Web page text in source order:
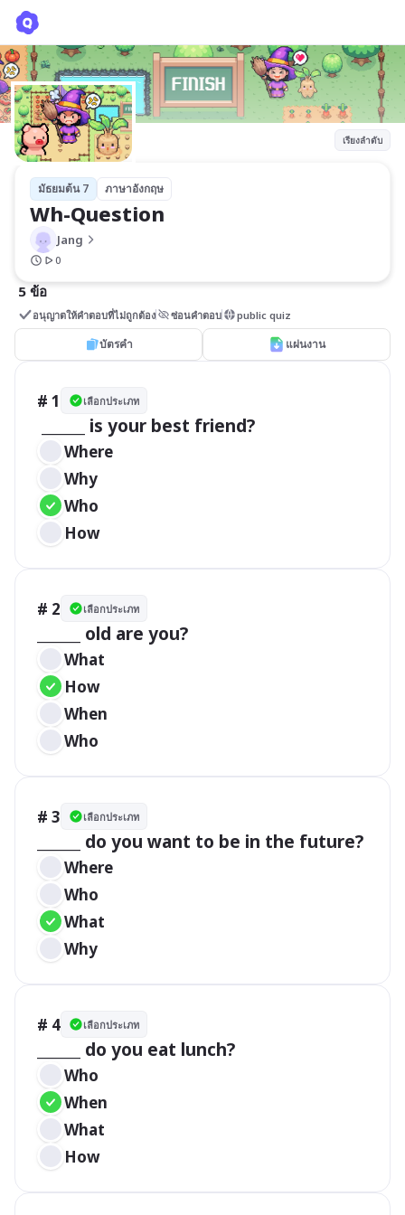
เรียงลำดับ
มัธยมต้น 7 ภาษาอังกฤษ
Wh-Question
Jang
0
5 ข้อ
อนุญาตให้คำตอบที่ไม่ถูกต้อง ซ่อนคำตอบ public quiz
บัตรคำ แผ่นงาน
# 1 เลือกประเภท
______ is your best friend?
Where
Why
Who
How
# 2 เลือกประเภท
______ old are you?
What
How
When
Who
# 3 เลือกประเภท
______ do you want to be in the future?
Where
Who
What
Why
# 4 เลือกประเภท
______ do you eat lunch?
Who
When
What
How